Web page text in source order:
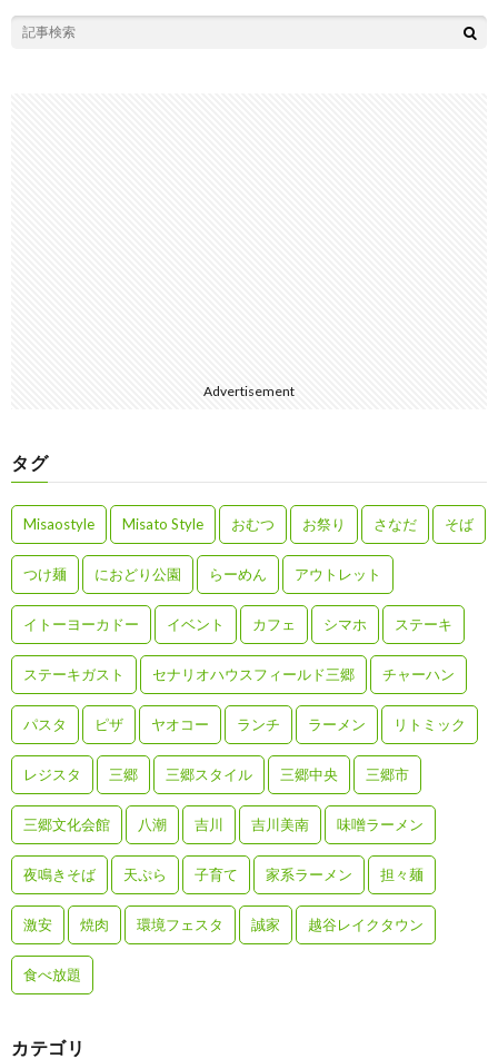
Advertisement
タグ
Misaostyle Misato Style おむつ お祭り さなだ そば
つけ麺 におどり公園 らーめん アウトレット
イトーヨーカドー イベント カフェ シマホ ステーキ
ステーキガスト セナリオハウスフィールド三郷 チャーハン
パスタ ピザ ヤオコー ランチ ラーメン リトミック
レジスタ 三郷 三郷スタイル 三郷中央 三郷市
三郷文化会館 八潮 吉川 吉川美南 味噌ラーメン
夜鳴きそば 天ぷら 子育て 家系ラーメン 担々麺
激安 焼肉 環境フェスタ 誠家 越谷レイクタウン
食べ放題
カテゴリ